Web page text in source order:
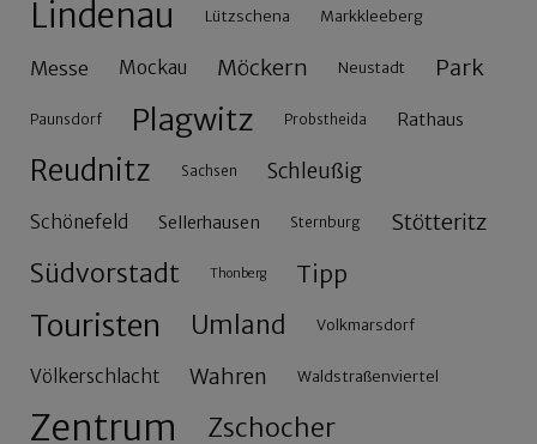
Lindenau Lützschena Markkleeberg
Messe Mockau Möckern Neustadt Park
Paunsdorf Plagwitz Probstheida Rathaus
Reudnitz Sachsen Schleußig
Schönefeld Sellerhausen Sternburg Stötteritz
Südvorstadt Thonberg Tipp
Touristen Umland Volkmarsdorf
Völkerschlacht Wahren Waldstraßenviertel
Zentrum Zschocher